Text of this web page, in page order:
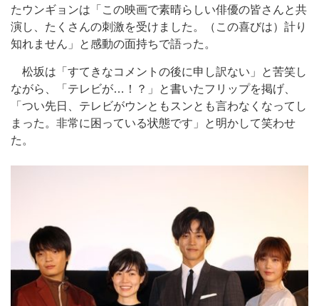
たウンギョンは「この映画で素晴らしい俳優の皆さんと共
演し、たくさんの刺激を受けました。（この喜びは）計り
知れません」と感動の面持ちで語った。
松坂は「すてきなコメントの後に申し訳ない」と苦笑し
ながら、「テレビが…！？」と書いたフリップを掲げ、
「つい先日、テレビがウンともスンとも言わなくなってし
まった。非常に困っている状態です」と明かして笑わせ
た。